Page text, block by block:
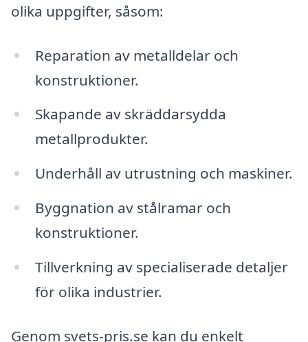
olika uppgifter, såsom:
Reparation av metalldelar och
konstruktioner.
Skapande av skräddarsydda
metallprodukter.
Underhåll av utrustning och maskiner.
Byggnation av stålramar och
konstruktioner.
Tillverkning av specialiserade detaljer
för olika industrier.
Genom svets-pris.se kan du enkelt